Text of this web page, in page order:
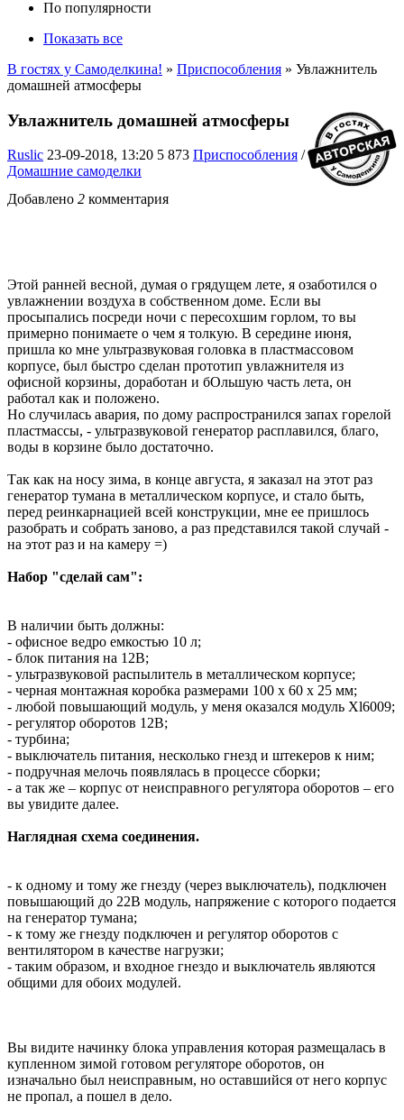
По популярности
Показать все
В гостях у Самоделкина! » Приспособления » Увлажнитель
домашней атмосферы
Увлажнитель домашней атмосферы
Ruslic 23-09-2018, 13:20 5 873 Приспособления /
Домашние самоделки
Добавлено 2 комментария
Этой ранней весной, думая о грядущем лете, я озаботился о
увлажнении воздуха в собственном доме. Если вы
просыпались посреди ночи с пересохшим горлом, то вы
примерно понимаете о чем я толкую. В середине июня,
пришла ко мне ультразвуковая головка в пластмассовом
корпусе, был быстро сделан прототип увлажнителя из
офисной корзины, доработан и бОльшую часть лета, он
работал как и положено.
Но случилась авария, по дому распространился запах горелой
пластмассы, - ультразвуковой генератор расплавился, благо,
воды в корзине было достаточно.
Так как на носу зима, в конце августа, я заказал на этот раз
генератор тумана в металлическом корпусе, и стало быть,
перед реинкарнацией всей конструкции, мне ее пришлось
разобрать и собрать заново, а раз представился такой случай -
на этот раз и на камеру =)
Набор "сделай сам":
В наличии быть должны:
- офисное ведро емкостью 10 л;
- блок питания на 12В;
- ультразвуковой распылитель в металлическом корпусе;
- черная монтажная коробка размерами 100 x 60 x 25 мм;
- любой повышающий модуль, у меня оказался модуль Xl6009;
- регулятор оборотов 12В;
- турбина;
- выключатель питания, несколько гнезд и штекеров к ним;
- подручная мелочь появлялась в процессе сборки;
- а так же – корпус от неисправного регулятора оборотов – его
вы увидите далее.
Наглядная схема соединения.
- к одному и тому же гнезду (через выключатель), подключен
повышающий до 22В модуль, напряжение с которого подается
на генератор тумана;
- к тому же гнезду подключен и регулятор оборотов с
вентилятором в качестве нагрузки;
- таким образом, и входное гнездо и выключатель являются
общими для обоих модулей.
Вы видите начинку блока управления которая размещалась в
купленном зимой готовом регуляторе оборотов, он
изначально был неисправным, но оставшийся от него корпус
не пропал, а пошел в дело.